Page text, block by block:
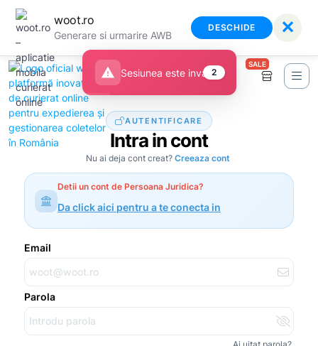
woot.ro
Generare si urmarire AWB
DESCHIDE ✕
SALE
AUTENTIFICARE
Intra in cont
Nu ai deja cont creat? Creeaza cont
Detii un cont de Persoana Juridica?
Da click aici pentru a te conecta in
Email
Parola
warning Sesiunea este invalida
2